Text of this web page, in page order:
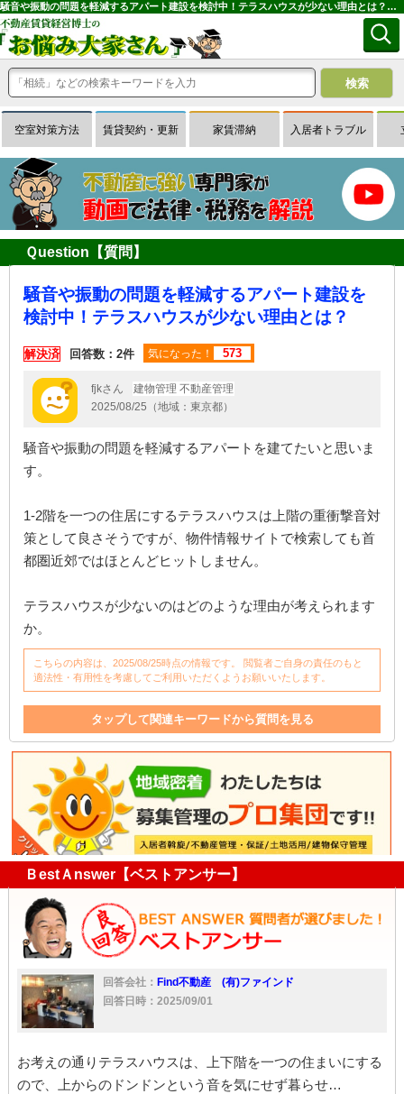
騒音や振動の問題を軽減するアパート建設を検討中！テラスハウスが少ない理由とは？｜専門家に無料相談できる賃貸経営Ｑ＆Ａサイトはお悩み大家さん
空室対策方法 賃貸契約・更新 家賃滞納 入居者トラブル
Ｑuestion【質問】
騒音や振動の問題を軽減するアパート建設を
検討中！テラスハウスが少ない理由とは？
解決済 回答数：2件 気になった！ 573
fjkさん
建物管理 不動産管理
2025/08/25（地域：東京都）
騒音や振動の問題を軽減するアパートを建てたいと思いま
す。
1-2階を一つの住居にするテラスハウスは上階の重衝撃音対
策として良さそうですが、物件情報サイトで検索しても首
都圏近郊ではほとんどヒットしません。
テラスハウスが少ないのはどのような理由が考えられます
か。
こちらの内容は、2025/08/25時点の情報です。 閲覧者ご自身の責任のもと
適法性・有用性を考慮してご利用いただくようお願いいたします。
タップして関連キーワードから質問を見る
アパート ハウス 騒音 アパート建設 建設
ＢestＡnswer【ベストアンサー】
回答会社： Find不動産 (有)ファインド
回答日時：2025/09/01
お考えの通りテラスハウスは、上下階を一つの住まいにする
ので、上からのドンドンという音を気にせず暮らせ…